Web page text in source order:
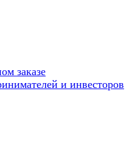
заказе
и инвесторов